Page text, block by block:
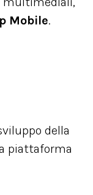
Mobile.
della
piattaforma